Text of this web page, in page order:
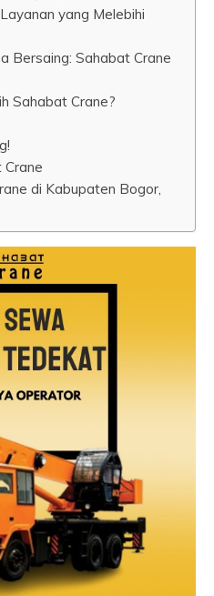
yang Melebihi
Bersaing: Sahabat Crane
Sahabat Crane?
Crane
di Kabupaten Bogor,